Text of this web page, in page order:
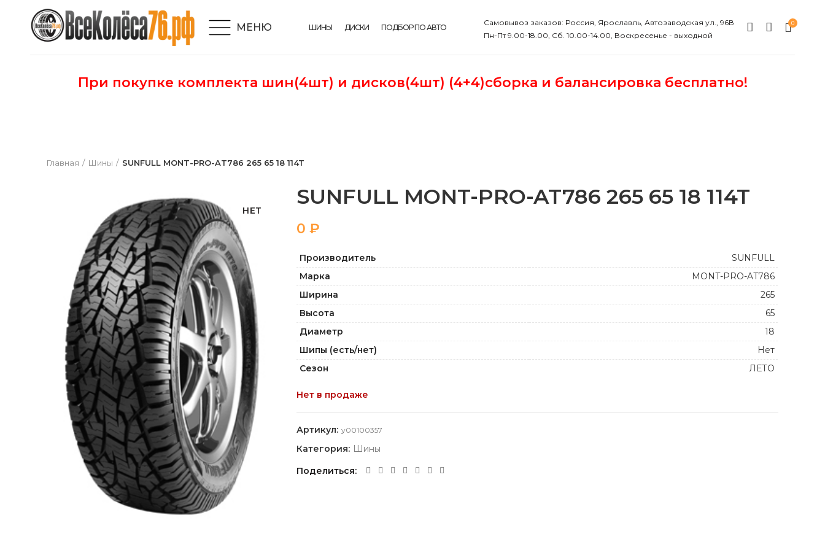
МЕНЮ ШИНЫ ДИСКИ ПОДБОР ПО АВТО
Самовывоз заказов: Россия, Ярославль, Автозаводская ул., 96В
Пн-Пт 9.00-18.00, Сб. 10.00-14.00, Воскресенье - выходной
0
При покупке комплекта шин(4шт) и дисков(4шт) (4+4)сборка и балансировка бесплатно!
Главная Шины SUNFULL MONT-PRO-AT786 265 65 18 114T
НЕТ
SUNFULL MONT-PRO-AT786 265 65 18 114T
₽
Производитель
SUNFULL
Марка
MONT-PRO-AT786
Ширина
265
Высота
65
Диаметр
18
Шипы (есть/нет)
Нет
Сезон
ЛЕТО
Нет в продаже
Артикул: y00100357
Категория: Шины
Поделиться